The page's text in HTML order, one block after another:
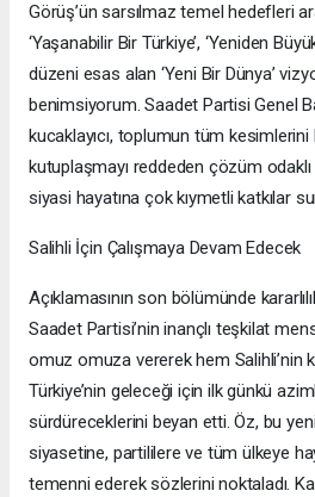
Görüş’ün sarsılmaz temel hedefleri
‘Yaşanabilir Bir Türkiye’, ‘Yeniden
düzeni esas alan ‘Yeni Bir Dünya’
benimsiyorum. Saadet Partisi Genel
kucaklayıcı, toplumun tüm
kutuplaşmayı reddeden çözüm odaklı
siyasi hayatına çok kıymetli katkılar
Salihli İçin Çalışmaya Devam Edecek
Açıklamasının son bölümünde
Saadet Partisi’nin inançlı teşkilat
omuz omuza vererek hem Salihli’nin
Türkiye’nin geleceği için ilk günkü
sürdüreceklerini beyan etti. Öz, bu yeni
siyasetine, partililere ve tüm ülkeye
temenni ederek sözlerini noktaladı.